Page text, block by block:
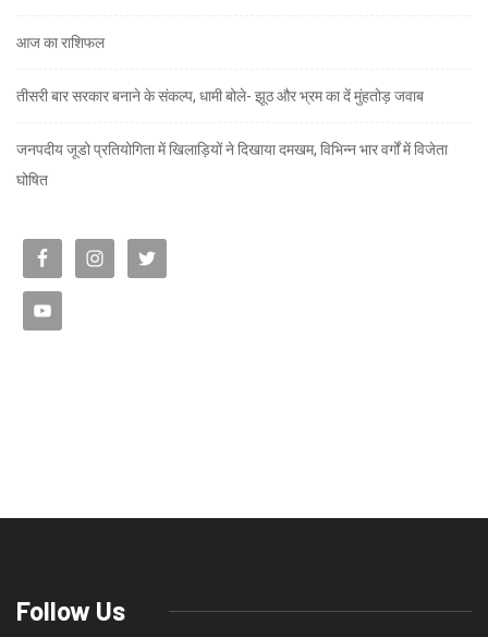
आज का राशिफल
तीसरी बार सरकार बनाने के संकल्प, धामी बोले- झूठ और भ्रम का दें मुंहतोड़ जवाब
जनपदीय जूडो प्रतियोगिता में खिलाड़ियों ने दिखाया दमखम, विभिन्न भार वर्गों में विजेता
घोषित
चुनाव लड़ेगी
August 15, 2021